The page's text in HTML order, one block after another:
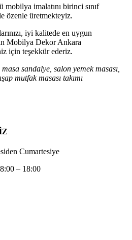
mobilya imalatını birinci sınıf
özenle üretmekteyiz.
iyi kalitede en uygun
Mobilya Dekor Ankara
için teşekkür ederiz.
sandalye, salon yemek masası,
mutfak masası takımı
Cumartesiye
– 18:00